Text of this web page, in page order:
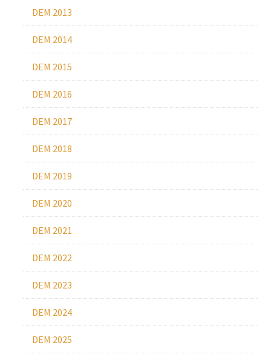
DEM 2013
DEM 2014
DEM 2015
DEM 2016
DEM 2017
DEM 2018
DEM 2019
DEM 2020
DEM 2021
DEM 2022
DEM 2023
DEM 2024
DEM 2025